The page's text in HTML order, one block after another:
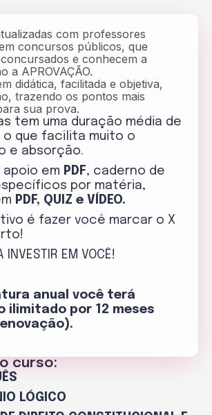
com professores
concursos públicos, que
e conhecem a
a APROVAÇÃO.
didática, facilitada e objetiva,
trazendo os pontos mais
sua prova.
tem uma duração média de
o que facilita muito o
e absorção.
em PDF, caderno de
por matéria,
PDF, QUIZ e VÍDEO.
é fazer você marcar o X
INVESTIR EM VOCÊ!
anual você terá
ilimitado por 12 meses
curso:
LÓGICO